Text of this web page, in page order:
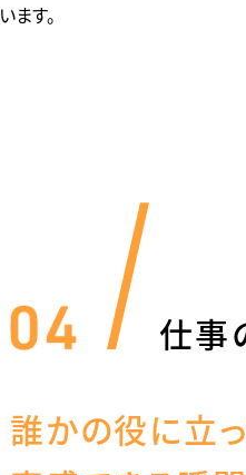
います。
仕事
誰かの役に立